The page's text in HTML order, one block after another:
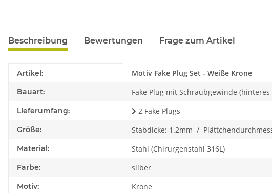
Beschreibung Bewertungen Frage zum Artikel
Produkteigenschaft
Wert
Artikel: Motiv Fake Plug Set - Weiße Krone
Bauart: Fake Plug mit Schraubgewinde
Lieferumfang: 2 Fake Plugs
Größe: Stabdicke: 1.2mm /
Material: Stahl (Chirurgenstahl 316L)
Farbe: silber
Motiv: Krone